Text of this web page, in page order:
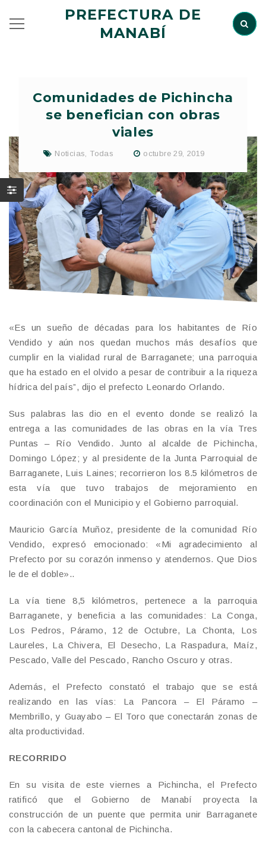
PREFECTURA DE
MANABÍ
Comunidades de Pichincha
se benefician con obras
viales
Noticias Todas octubre 29, 2019
«Es un sueño de décadas para los habitantes de Río
Vendido y aún nos quedan muchos más desafíos que
cumplir en la vialidad rural de Barraganete; una parroquia
que ha estado en el olvido a pesar de contribuir a la riqueza
hídrica del país”, dijo el prefecto Leonardo Orlando.
Sus palabras las dio en el evento donde se realizó la
entrega a las comunidades de las obras en la vía Tres
Puntas – Río Vendido. Junto al alcalde de Pichincha,
Domingo López; y al presidente de la Junta Parroquial de
Barraganete, Luis Laines; recorrieron los 8.5 kilómetros de
esta vía que tuvo trabajos de mejoramiento en
coordinación con el Municipio y el Gobierno parroquial.
Mauricio García Muñoz, presidente de la comunidad Río
Vendido, expresó emocionado: «Mi agradecimiento al
Prefecto por su corazón inmenso y atendernos. Que Dios
le de el doble»..
La vía tiene 8,5 kilómetros, pertenece a la parroquia
Barraganete, y beneficia a las comunidades: La Conga,
Los Pedros, Páramo, 12 de Octubre, La Chonta, Los
Laureles, La Chivera, El Desecho, La Raspadura, Maíz,
Pescado, Valle del Pescado, Rancho Oscuro y otras.
Además, el Prefecto constató el trabajo que se está
realizando en las vías: La Pancora – El Páramo –
Membrillo, y Guayabo – El Toro que conectarán zonas de
alta productividad.
RECORRIDO
En su visita de este viernes a Pichincha, el Prefecto
ratificó que el Gobierno de Manabí proyecta la
construcción de un puente que permita unir Barraganete
con la cabecera cantonal de Pichincha.